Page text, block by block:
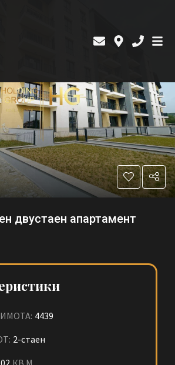
двустаен апартамент
4439
2-стаен
КВ.М.